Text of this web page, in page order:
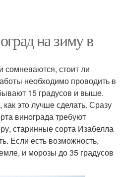
на зиму в
стоит ли
необходимо проводить в
15 градусов и выше.
это лучше сделать. Сразу
винограда требуют
старинные сорта Изабелла
Если есть возможность,
и морозы до 35 градусов